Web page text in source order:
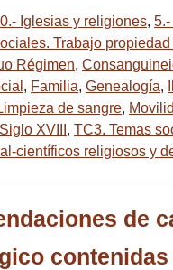
Iglesias y religiones,
Trabajo
Régimen,
, Familia, Genealogía,
de sangre,
Siglo XVIII , TC3. Temas
científicos religiosos y
de
contenidas